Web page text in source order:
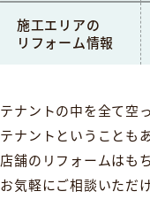
施工エリアの
リフォーム情報
テナントの中を全て空
テナントということも
店舗のリフォームはも
お気軽にご相談いただ